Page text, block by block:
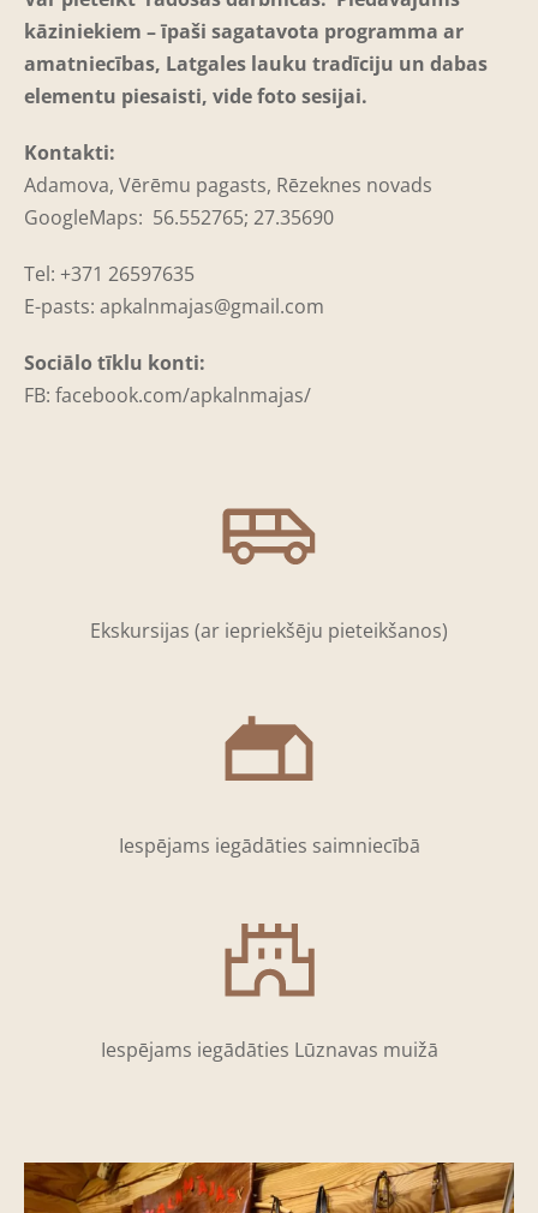
kāziniekiem – īpaši sagatavota programma ar
amatniecības, Latgales lauku tradīciju un dabas
elementu piesaisti, vide foto sesijai.
Kontakti:
Adamova, Vērēmu pagasts, Rēzeknes novads
GoogleMaps: 56.552765; 27.35690
Tel: +371 26597635
E-pasts: apkalnmajas@gmail.com
Sociālo tīklu konti:
FB: facebook.com/apkalnmajas/
Ekskursijas (ar iepriekšēju pieteikšanos)
Iespējams iegādāties saimniecībā
Iespējams iegādāties Lūznavas muižā